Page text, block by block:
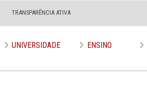
TRANSPARÊNCIA ATIVA
UNIVERSIDADE ENSINO
Edição nº 535